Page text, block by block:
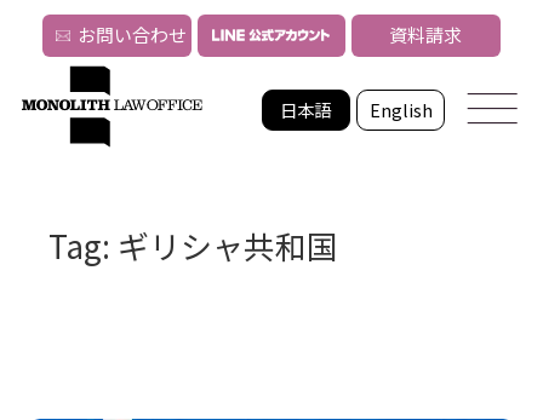
日本語 English
お問い合わせ 資料請求
Tag: ギリシャ共和国